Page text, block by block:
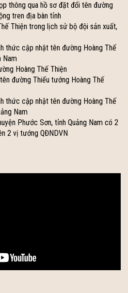
thông qua hồ sơ đặt đổi tên đường
tren địa bàn tỉnh
Thiện trong lịch sử bộ đội sản xuất,
thức cập nhật tên đường Hoàng Thế
Nam
Hoàng Thế Thiện
đường Thiếu tướng Hoàng Thế
thức cập nhật tên đường Hoàng Thế
Nam
Phước Sơn, tỉnh Quảng Nam có 2
2 vị tướng QĐNDVN